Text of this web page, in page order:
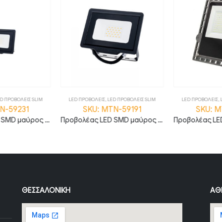
ΠΡΟΒΟΛΕΙΣ SLIM
59231
Προβολέας LED SMD μαύρος σειρά City 30W Θερμό λευκό MTN-59231
LED ΠΡΟΒΟΛΕΙΣ,LED ΠΡΟΒΟΛΕΙΣ SLIM
SKU: MTN-59191
Προβολέας LED SMD μαύρος σειρά City 20W Φυσικό λευκό MTN-59191
LED ΠΡΟΒΟΛΕΙΣ,
SKU:
ΘΕΣΣΑΛΟΝΊΚΗ